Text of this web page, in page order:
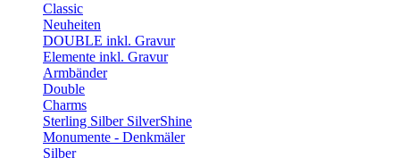
Classic
Neuheiten
DOUBLE inkl. Gravur
Elemente inkl. Gravur
Armbänder
Double
Charms
Sterling Silber SilverShine
Monumente - Denkmäler
Silber